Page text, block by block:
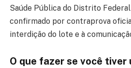
Saúde Pública do Distrito Federal
confirmado por contraprova
interdição do lote e à
O que fazer se você tiver